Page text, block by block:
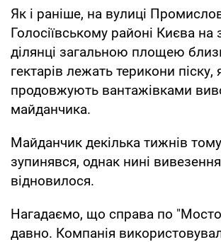
Як і раніше, на вулиці
Голосіївському районі Києва на
ділянці загальною площею
гектарів лежать терикони піску,
продовжують вантажівками
майданчика.
Майданчик декілька тижнів
зупинявся, однак нині вивезення
відновилося.
Нагадаємо, що справа по
давно. Компанія